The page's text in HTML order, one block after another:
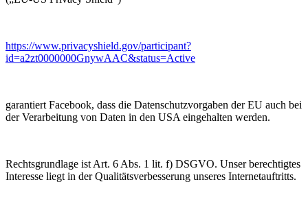
https://www.privacyshield.gov/participant?
id=a2zt0000000GnywAAC&status=Active
garantiert Facebook, dass die Datenschutzvorgaben der EU auch bei
der Verarbeitung von Daten in den USA eingehalten werden.
Rechtsgrundlage ist Art. 6 Abs. 1 lit. f) DSGVO. Unser berechtigtes
Interesse liegt in der Qualitätsverbesserung unseres Internetauftritts.